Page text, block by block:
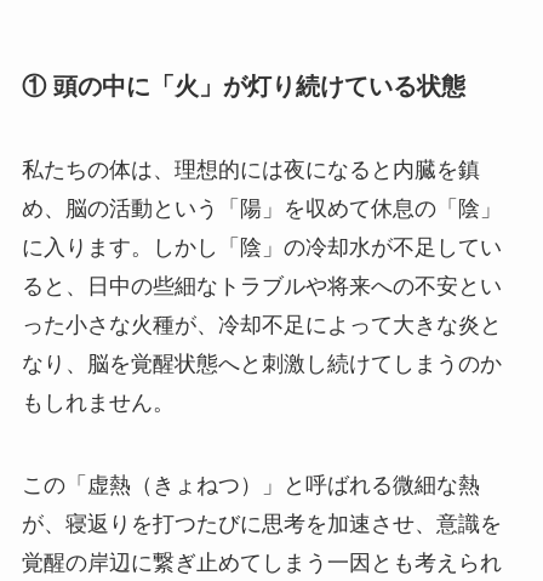
① 頭の中に「火」が灯り続けている状態
私たちの体は、理想的には夜になると内臓を鎮
め、脳の活動という「陽」を収めて休息の「陰」
に入ります。しかし「陰」の冷却水が不足してい
ると、日中の些細なトラブルや将来への不安とい
った小さな火種が、冷却不足によって大きな炎と
なり、脳を覚醒状態へと刺激し続けてしまうのか
もしれません。
この「虚熱（きょねつ）」と呼ばれる微細な熱
が、寝返りを打つたびに思考を加速させ、意識を
覚醒の岸辺に繋ぎ止めてしまう一因とも考えられ